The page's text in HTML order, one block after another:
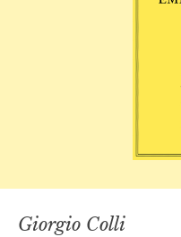
Giorgio Colli